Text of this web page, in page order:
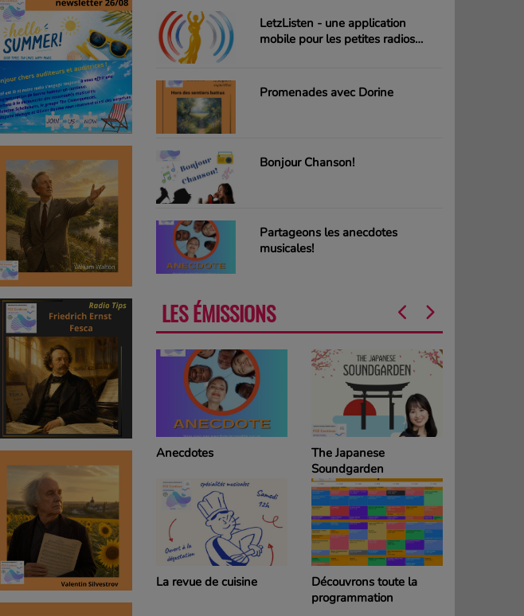
LetzListen - une application
mobile pour les petites radios
Promenades avec Dorine
Bonjour Chanson!
Partageons les anecdotes
musicales!
LES ÉMISSIONS
Anecdotes
La revue de cuisine
The Japanese
Découvrons toute la
La Grille des
programmes
DIMANCHE
La Grille des
programmes SAMEDI